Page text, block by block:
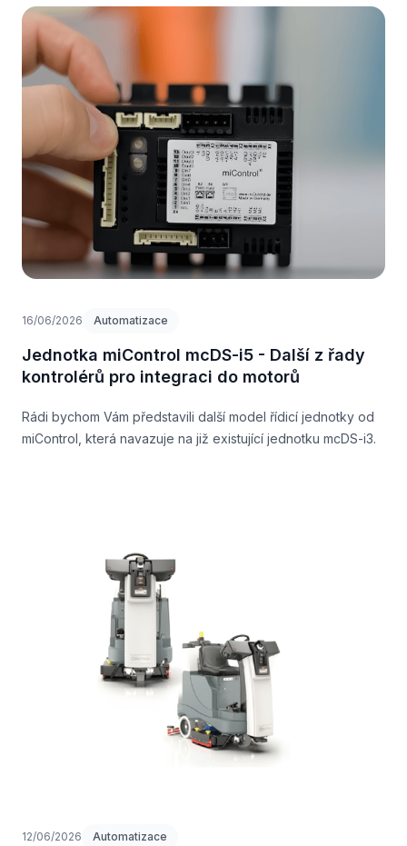
16/06/2026 Automatizace
Jednotka miControl mcDS-i5 - Další z řady
kontrolérů pro integraci do motorů
Rádi bychom Vám představili další model řídicí jednotky od
miControl, která navazuje na již existující jednotku mcDS-i3.
12/06/2026 Automatizace